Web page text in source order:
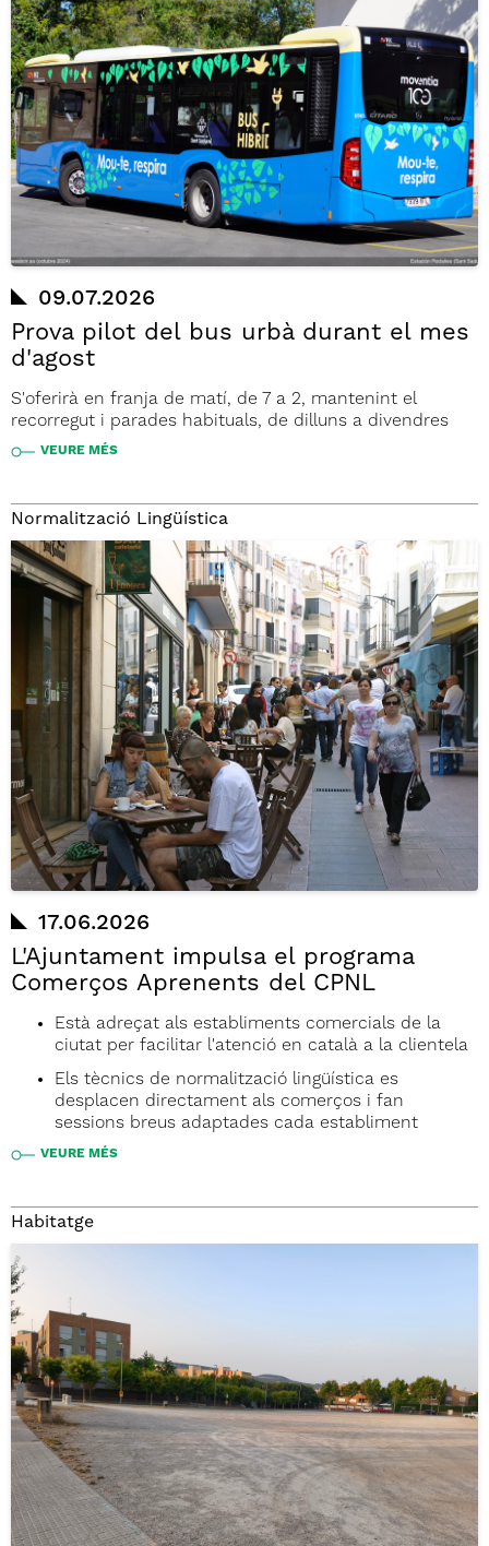
09.07.2026
Prova pilot del bus urbà durant el mes
d'agost
S'oferirà en franja de matí, de 7 a 2, mantenint el
recorregut i parades habituals, de dilluns a divendres
VEURE MÉS
Normalització Lingüística
17.06.2026
L'Ajuntament impulsa el programa
Comerços Aprenents del CPNL
Està adreçat als establiments comercials de la
ciutat per facilitar l'atenció en català a la clientela
Els tècnics de normalització lingüística es
desplacen directament als comerços i fan
sessions breus adaptades cada establiment
VEURE MÉS
Habitatge